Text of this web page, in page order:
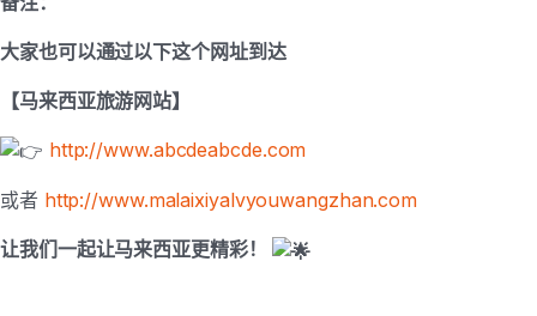
大家也可以通过以下这个网址到达
【马来西亚旅游网站】
http://www.abcdeabcde.com
或者 http://www.malaixiyalvyouwangzhan.com
让我们一起让马来西亚更精彩！